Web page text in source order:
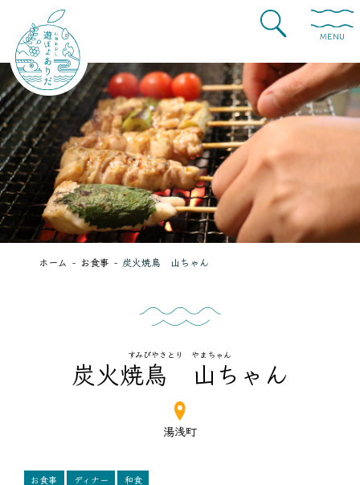
MENU
ホーム お食事 炭火焼鳥 山ちゃん
すみびやきとり やまちゃん
炭火焼鳥 山ちゃん
湯浅町
お食事 ディナー 和食